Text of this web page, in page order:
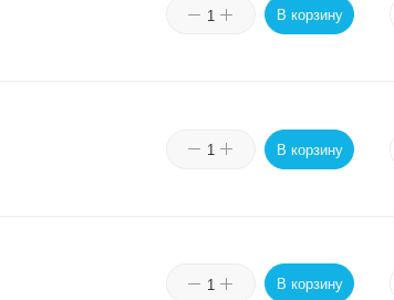
В корзину
В корзину
В корзину